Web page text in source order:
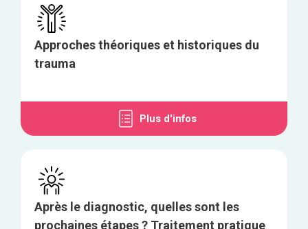
Approches théoriques et historiques du
trauma
Plus d'infos
Après le diagnostic, quelles sont les
prochaines étapes ? Traitement pratique